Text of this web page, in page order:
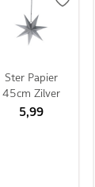
Ster Papier
45cm Zilver
5,99